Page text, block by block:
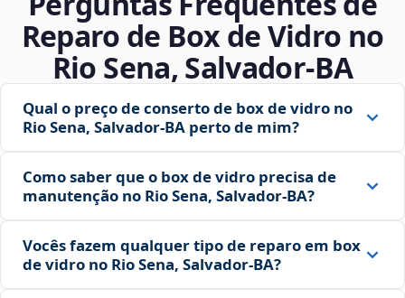
Reparo de Box de Vidro no
Rio Sena, Salvador‑BA
Qual o preço de conserto de box de vidro no
Rio Sena, Salvador‑BA perto de mim?
Como saber que o box de vidro precisa de
manutenção no Rio Sena, Salvador‑BA?
Vocês fazem qualquer tipo de reparo em box
de vidro no Rio Sena, Salvador‑BA?